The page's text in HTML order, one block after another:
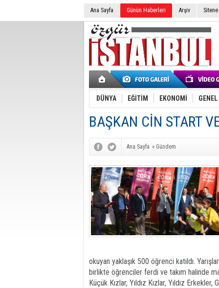
Ana Sayfa Günün Haberleri Arşiv
DÜNYA EĞİTİM EKONOMİ GENEL
BAŞKAN CİN START
Ana Sayfa » Gündem
okuyan yaklaşık 500 öğrenci katıldı.
birlikte öğrenciler ferdi ve takım halinde
Küçük Kızlar, Yıldız Kızlar, Yıldız